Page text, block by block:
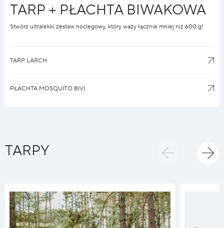
TARP + PŁACHTA BIWAKOWA
Stwórz ultralekki zestaw noclegowy, który waży łącznie mniej niż 600 g!
TARP LARCH
PŁACHTA MOSQUITO BIVI
TARPY